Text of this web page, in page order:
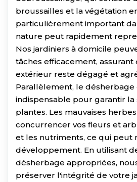
broussailles et la végétation
particulièrement important
nature peut rapidement
Nos jardiniers à domicile
tâches efficacement,
extérieur reste dégagé et
Parallèlement, le désherbage
indispensable pour garantir la
plantes. Les mauvaises
concurrencer vos fleurs et
et les nutriments, ce qui peut
développement. En utilisant
désherbage appropriées,
préserver l'intégrité de votre